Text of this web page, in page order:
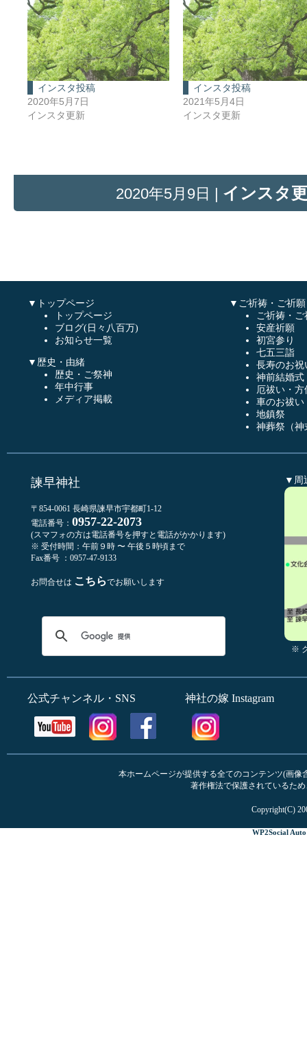
インスタ投稿
2020年5月7日
インスタ更新
インスタ投稿
2021年5月4日
インスタ更新
2020年5月9日 | インスタ
▼トップページ
トップページ
ブログ(日々八百万)
お知らせ一覧
▼歴史・由緒
歴史・ご祭神
年中行事
メディア掲載
▼ご祈祷・ご祈願
ご祈祷・ご
安産祈願
初宮参り
七五三詣
長寿のお祝
神前結婚式
厄祓い・方
車のお祓い
地鎮祭
神葬祭（神
諫早神社
〒854-0061 長崎県諫早市宇都町1-12
電話番号： 0957-22-2073
(スマフォの方は電話番号を押すと電話がかかります)
※ 受付時間：午前９時 〜 午後５時頃まで
Fax番号 ：0957-47-9133
お問合せは こちらでお願いします
▼周
※
公式チャンネル・SNS 神社の嫁 Instagram
本ホームページが提供する全てのコンテンツ(画
著作権法で保護されているた
Copyright(C)
WP2Social